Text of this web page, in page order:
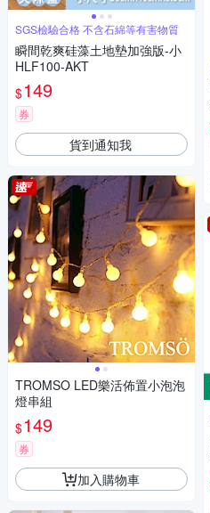
SGS檢驗合格 不含石綿等有害物質
瞬間乾爽硅藻土地墊加強版-小
HLF100-AKT
$149
券
貨到通知我
TROMSO LED樂活佈置小泡泡
燈串組
$149
券
加入購物車